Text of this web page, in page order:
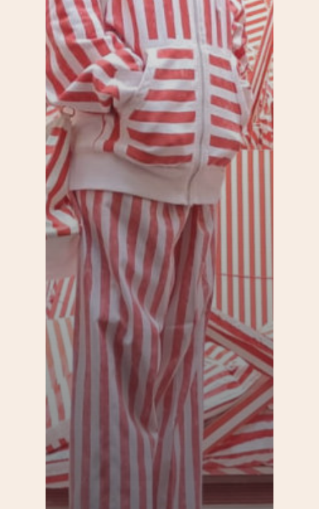
Père Lachaise /
Plaine Lagny
Saint-Blaise / Réunion